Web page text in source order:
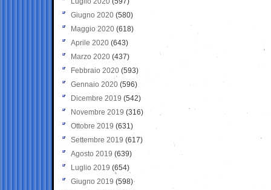
Giugno 2020 (580)
Maggio 2020 (618)
Aprile 2020 (643)
Marzo 2020 (437)
Febbraio 2020 (593)
Gennaio 2020 (596)
Dicembre 2019 (542)
Novembre 2019 (316)
Ottobre 2019 (631)
Settembre 2019 (617)
Agosto 2019 (639)
Luglio 2019 (654)
Giugno 2019 (598)